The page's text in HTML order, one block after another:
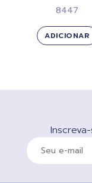
8447
ADICIONAR